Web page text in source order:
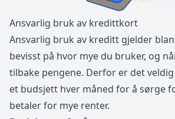
Ansvarlig bruk av kredittkort
Ansvarlig bruk av kreditt gjelder
bevisst på hvor mye du bruker, og
tilbake pengene. Derfor er det
et budsjett hver måned for å sørge
betaler for mye renter.